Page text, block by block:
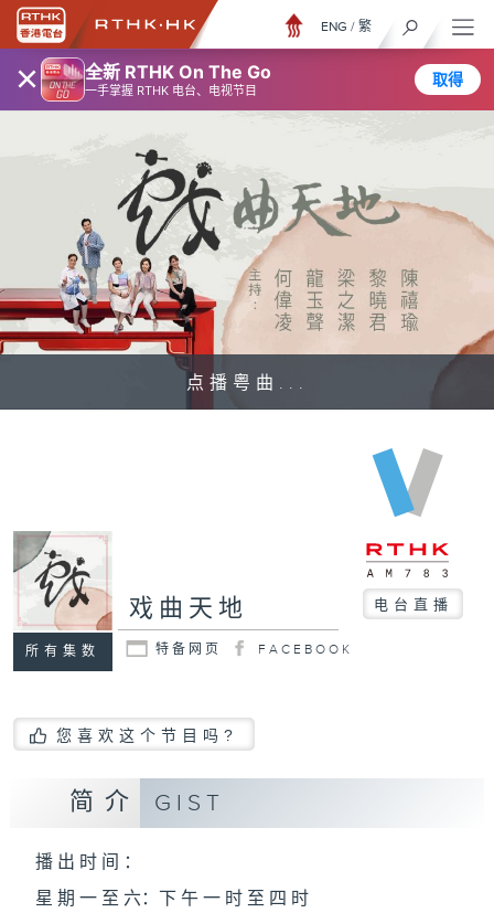
× 全新 RTHK On The Go
一手掌握 RTHK 电台、电视节目
取得
ENG / 繁
点播粤曲...
所有集数
戏曲天地 电台直播
特备网页 FACEBOOK
您喜欢这个节目吗?
简介 GIST
播 出 时 间 ：
星 期 一 至 六：下 午 一 时 至 四 时